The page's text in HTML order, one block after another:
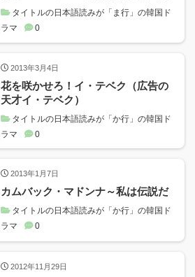
タイトルの日本語読みが「ま行」の韓国ド
ラマ
0
2013年3月4日
花を咲かせろ！イ・テベク（広告の
天才イ・テベク）
タイトルの日本語読みが「か行」の韓国ド
ラマ
0
2013年1月7日
カムバック・マドンナ～私は伝説だ
タイトルの日本語読みが「か行」の韓国ド
ラマ
0
2012年11月29日